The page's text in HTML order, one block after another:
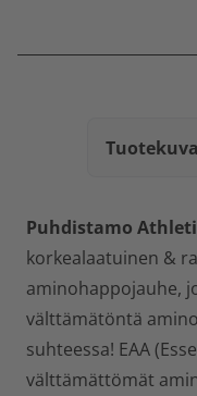
Puhdistamo
korkealaatuinen &
aminohappojauhe,
välttämätöntä
suhteessa! EAA (
välttämättömät